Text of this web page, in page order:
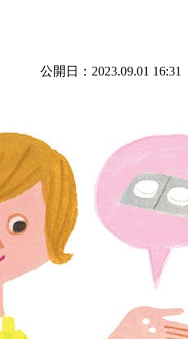
公開日：2023.09.01 16:31